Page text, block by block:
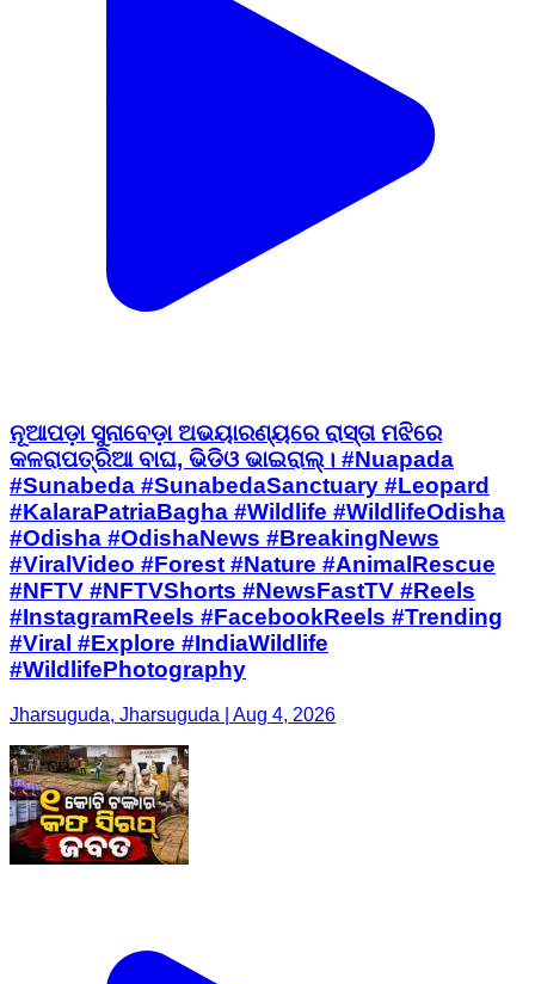
ନୂଆପଡ଼ା ସୁନାବେଡ଼ା ଅଭୟାରଣ୍ୟରେ ରାସ୍ତା ମଝିରେ
କଳରାପତ୍ରିଆ ବାଘ, ଭିଡିଓ ଭାଇରାଲ୍। #Nuapada
#Sunabeda #SunabedaSanctuary #Leopard
#KalaraPatriaBagha #Wildlife #WildlifeOdisha
#Odisha #OdishaNews #BreakingNews
#ViralVideo #Forest #Nature #AnimalRescue
#NFTV #NFTVShorts #NewsFastTV #Reels
#InstagramReels #FacebookReels #Trending
#Viral #Explore #IndiaWildlife
#WildlifePhotography
Jharsuguda, Jharsuguda | Aug 4, 2026